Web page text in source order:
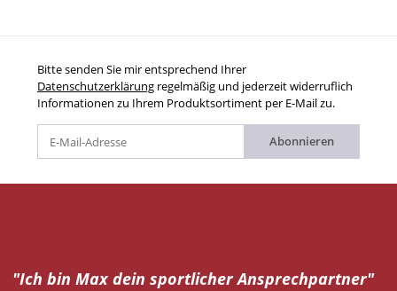
Bitte senden Sie mir entsprechend Ihrer
Datenschutzerklärung regelmäßig und jederzeit widerruflich
Informationen zu Ihrem Produktsortiment per E-Mail zu.
Abonnieren
"Ich bin Max dein sportlicher Ansprechpartner"